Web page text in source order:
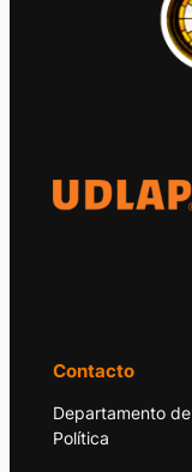
Contacto
Departamento
Política